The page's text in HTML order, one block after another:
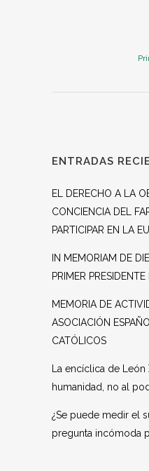
ENTRADAS
EL DERECHO A LA
CONCIENCIA DEL
PARTICIPAR EN LA
IN MEMORIAM DE
PRIMER
MEMORIA DE
ASOCIACIÓN
CATÓLICOS
La encíclica de León
humanidad, no al
¿Se puede medir el
pregunta incómoda